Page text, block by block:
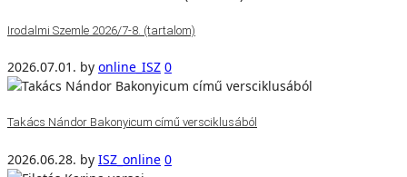
Irodalmi Szemle 2026/7-8. (tartalom)
2026.07.01. by online_ISZ 0
Takács Nándor Bakonyicum című versciklusából
2026.06.28. by ISZ_online 0